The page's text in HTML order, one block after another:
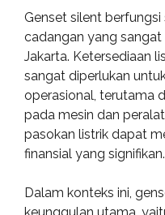
Genset silent
cadangan yang
Jakarta. Ketersediaan
sangat diperlukan
operasional, terutama
pada mesin dan
pasokan listrik dapat
finansial yang signifikan.
Dalam konteks ini,